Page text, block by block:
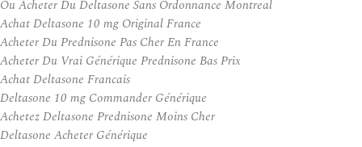
Ou Acheter Du Deltasone Sans Ordonnance Montreal
Achat Deltasone 10 mg Original France
Acheter Du Prednisone Pas Cher En France
Acheter Du Vrai Générique Prednisone Bas Prix
Achat Deltasone Francais
Deltasone 10 mg Commander Générique
Achetez Deltasone Prednisone Moins Cher
Deltasone Acheter Générique